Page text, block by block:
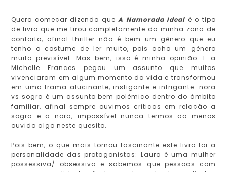
Quero começar dizendo queA Namorada Ideal é o tipo
de livro que me tirou completamente da minha zona de
conforto, afinal thriller não é bem um gênero que eu
tenho o costume de ler muito, pois acho um gênero
muito previsível. Mas bem, isso é minha opinião. E a
Michelle Frances pegou um assunto que muitos
vivenciaram em algum momento da vida e transformou
em uma trama alucinante, instigante e intrigante: nora
vs sogra é um assunto bem polêmico dentro do âmbito
familiar, afinal sempre ouvimos criticas em relação a
sogra e a nora, impossível nunca termos ao menos
ouvido algo neste quesito.
Pois bem, o que mais tornou fascinante este livro foi a
personalidade das protagonistas: Laura é uma mulher
possessiva/ obsessiva e sabemos que pessoas com